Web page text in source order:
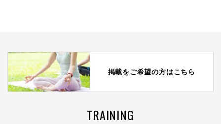
掲載をご希望の方はこちら
TRAINING